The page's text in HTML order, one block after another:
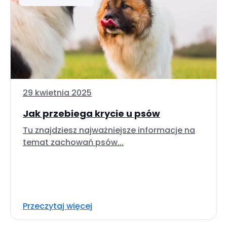
29 kwietnia 2025
Jak przebiega krycie u psów
Tu znajdziesz najważniejsze informacje na
temat zachowań psów...
Przeczytaj więcej